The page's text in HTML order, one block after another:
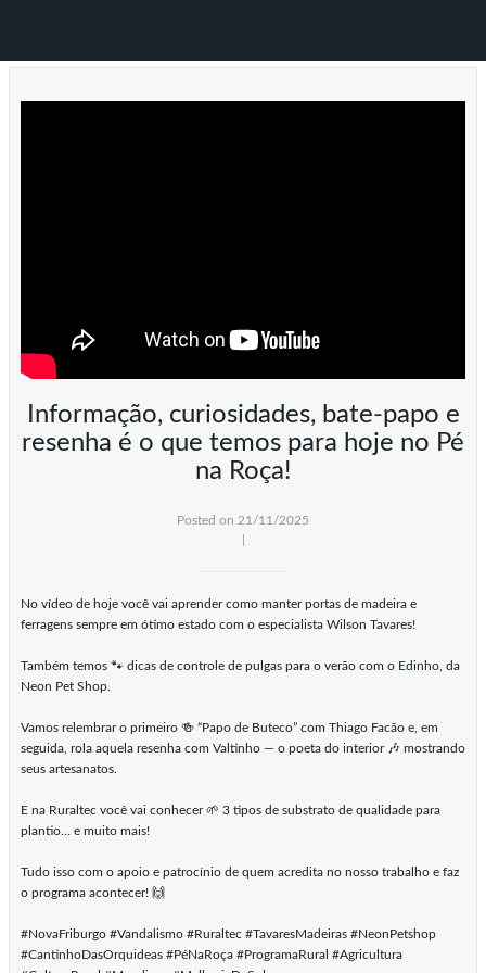
Informação, curiosidades, bate-papo e
resenha é o que temos para hoje no Pé
na Roça!
Posted on 21/11/2025
No vídeo de hoje você vai aprender como manter portas de madeira e
ferragens sempre em ótimo estado com o especialista Wilson Tavares!
Também temos 🐾 dicas de controle de pulgas para o verão com o Edinho, da
Neon Pet Shop.
Vamos relembrar o primeiro 🍻 “Papo de Buteco” com Thiago Facão e, em
seguida, rola aquela resenha com Valtinho — o poeta do interior 🎶 mostrando
seus artesanatos.
E na Ruraltec você vai conhecer 🌱 3 tipos de substrato de qualidade para
plantio… e muito mais!
Tudo isso com o apoio e patrocínio de quem acredita no nosso trabalho e faz
o programa acontecer! 🙌
#NovaFriburgo #Vandalismo #Ruraltec #TavaresMadeiras #NeonPetshop
#CantinhoDasOrquideas #PéNaRoça #ProgramaRural #Agricultura